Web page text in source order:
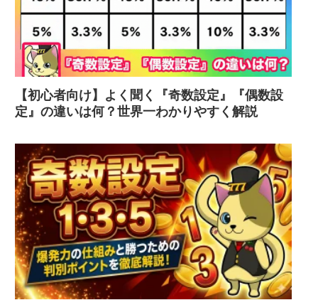
【初心者向け】よく聞く『奇数設定』『偶数設
定』の違いは何？世界一わかりやすく解説